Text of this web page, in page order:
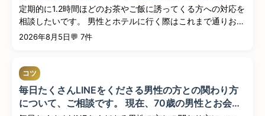
これまで通りお手当をいただいてますが、 最近男性
の会社でのお仕事（月10万ほどの重くない業務）を
いただ...
定期的に1.2時間ほどのお茶やご飯に誘ってくる方への対応を
相談したいです。 男性とホテルに行く際はこれまで通りお
手...
2026年8月5日💬 7件
コツ
毎日たくさんLINEをくださる男性の方との関わり方
について、ご相談です。 現在、70歳の男性とお会い